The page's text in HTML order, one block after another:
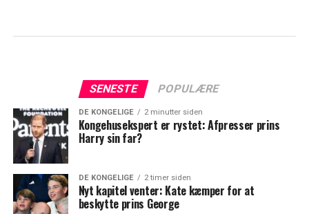
SENESTE POPULÆRE
DE KONGELIGE 2 minutter siden
Kongehusekspert er rystet: Afpresser prins
Harry sin far?
DE KONGELIGE 2 timer siden
Nyt kapitel venter: Kate kæmper for at
beskytte prins George